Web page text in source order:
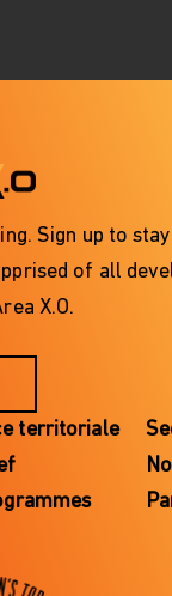
Sign up to
of all
X.O.
territoriale